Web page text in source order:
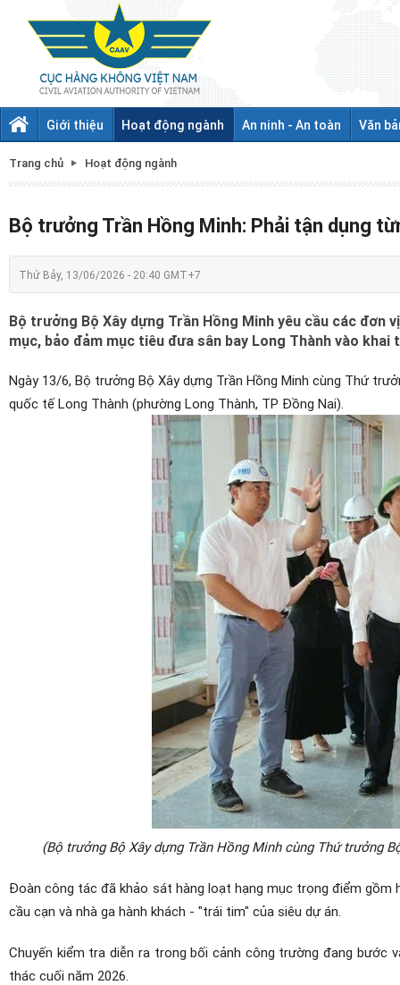
Giới thiệu Hoạt động ngành An ninh - An toàn Văn
Trang chủ Hoạt động ngành
Bộ trưởng Trần Hồng Minh: Phải tận dụng
Thứ Bảy, 13/06/2026 - 20:40 GMT+7
Bộ trưởng Bộ Xây dựng Trần Hồng Minh yêu cầu các
mục, bảo đảm mục tiêu đưa sân bay Long Thành vào khai
Ngày 13/6, Bộ trưởng Bộ Xây dựng Trần Hồng Minh cùng Thứ
quốc tế Long Thành (phường Long Thành, TP Đồng Nai).
(Bộ trưởng Bộ Xây dựng Trần Hồng Minh cùng Thứ trưởng
Đoàn công tác đã khảo sát hàng loạt hạng mục trọng điểm gồm
cầu cạn và nhà ga hành khách - "trái tim" của siêu dự án.
Chuyến kiểm tra diễn ra trong bối cảnh công trường đang bước
thác cuối năm 2026.